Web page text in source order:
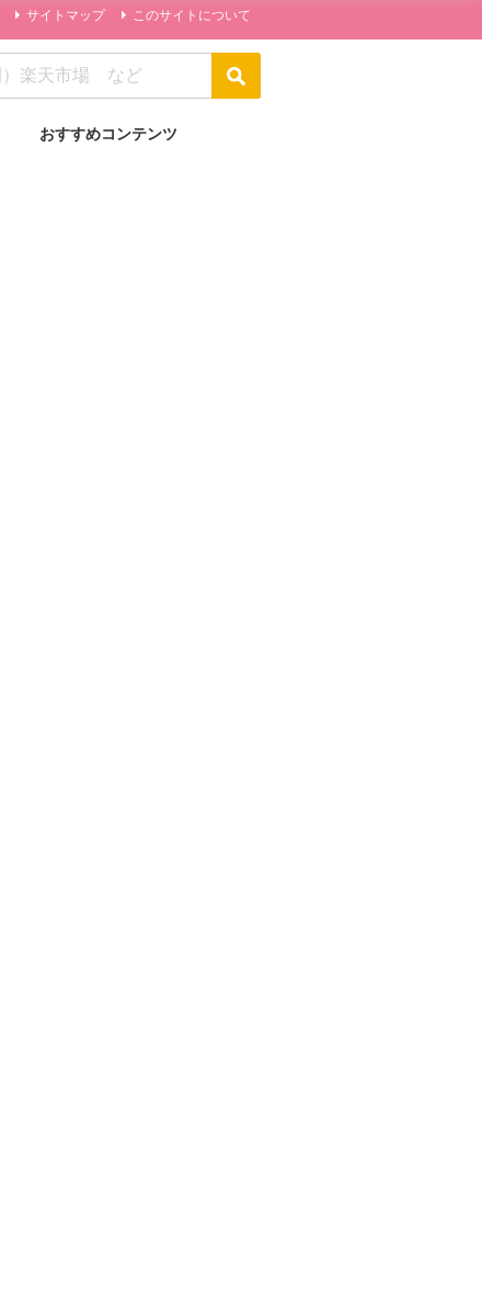
サイトマップ このサイトについて
おすすめコンテンツ